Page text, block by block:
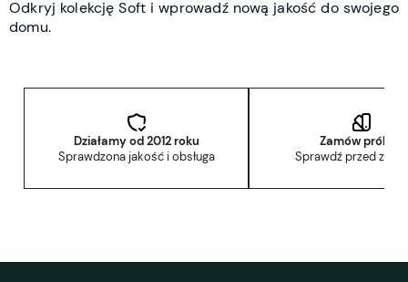
Odkryj kolekcję Soft i wprowadź nową jakość do swojego
domu.
Działamy od 2012 roku
Sprawdzona jakość i obsługa
Zamów próbkę
Sprawdź przed